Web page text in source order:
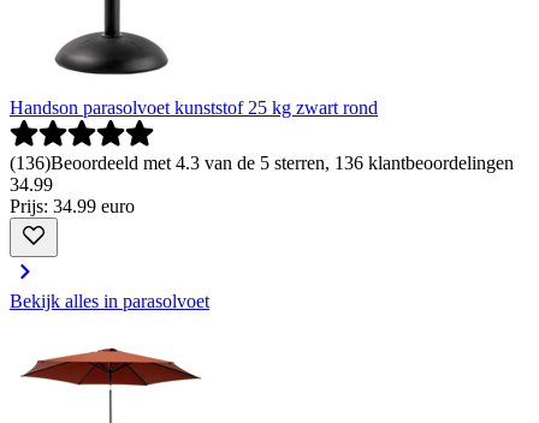
Handson parasolvoet kunststof 25 kg zwart rond
(136)Beoordeeld met 4.3 van de 5 sterren, 136 klantbeoordelingen
34.99
Prijs: 34.99 euro
Bekijk alles in parasolvoet